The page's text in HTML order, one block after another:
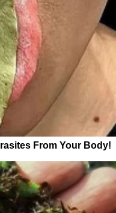
From Your Body!